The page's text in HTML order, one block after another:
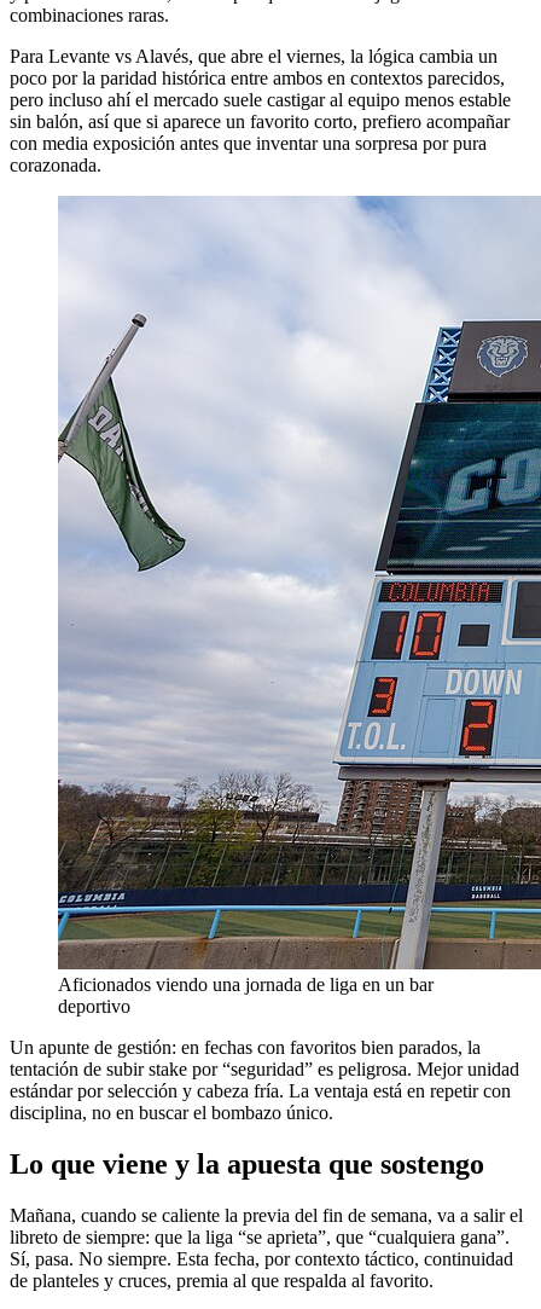
combinaciones raras.
Para Levante vs Alavés, que abre el viernes, la lógica cambia un
poco por la paridad histórica entre ambos en contextos parecidos,
pero incluso ahí el mercado suele castigar al equipo menos estable
sin balón, así que si aparece un favorito corto, prefiero acompañar
con media exposición antes que inventar una sorpresa por pura
corazonada.
Aficionados viendo una jornada de liga en un bar
deportivo
Un apunte de gestión: en fechas con favoritos bien parados, la
tentación de subir stake por “seguridad” es peligrosa. Mejor unidad
estándar por selección y cabeza fría. La ventaja está en repetir con
disciplina, no en buscar el bombazo único.
Lo que viene y la apuesta que sostengo
Mañana, cuando se caliente la previa del fin de semana, va a salir el
libreto de siempre: que la liga “se aprieta”, que “cualquiera gana”.
Sí, pasa. No siempre. Esta fecha, por contexto táctico, continuidad
de planteles y cruces, premia al que respalda al favorito.